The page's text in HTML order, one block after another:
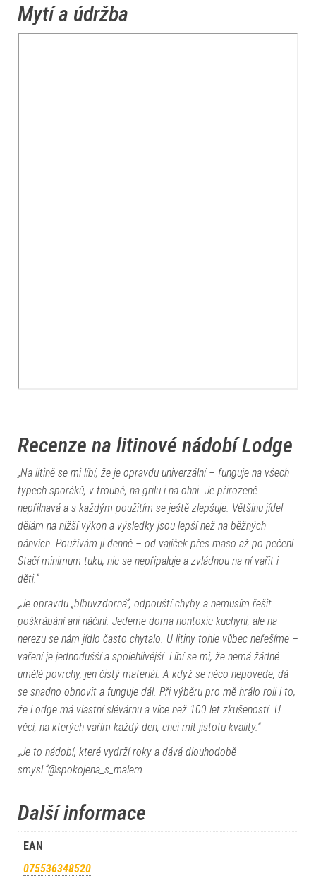
Mytí a údržba
Recenze na litinové nádobí Lodge
„Na litině se mi líbí, že je opravdu univerzální – funguje na všech
typech sporáků, v troubě, na grilu i na ohni. Je přirozeně
nepřilnavá a s každým použitím se ještě zlepšuje. Většinu jídel
dělám na nižší výkon a výsledky jsou lepší než na běžných
pánvích. Používám ji denně – od vajíček přes maso až po pečení.
Stačí minimum tuku, nic se nepřipaluje a zvládnou na ní vařit i
děti.“
„Je opravdu „blbuvzdorná“, odpouští chyby a nemusím řešit
poškrábání ani náčiní. Jedeme doma nontoxic kuchyni, ale na
nerezu se nám jídlo často chytalo. U litiny tohle vůbec neřešíme –
vaření je jednodušší a spolehlivější. Líbí se mi, že nemá žádné
umělé povrchy, jen čistý materiál. A když se něco nepovede, dá
se snadno obnovit a funguje dál. Při výběru pro mě hrálo roli i to,
že Lodge má vlastní slévárnu a více než 100 let zkušeností. U
věcí, na kterých vařím každý den, chci mít jistotu kvality.“
„Je to nádobí, které vydrží roky a dává dlouhodobě
smysl.“@spokojena_s_malem
Další informace
EAN
075536348520